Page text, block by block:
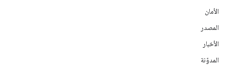
الأمان
المصدر
الأخبار
المدوّنة